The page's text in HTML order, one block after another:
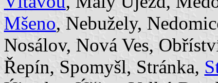
Mšeno, Nebužely,
Nosálov, Nová Ves,
Řepín, Spomyšl, Stránka,